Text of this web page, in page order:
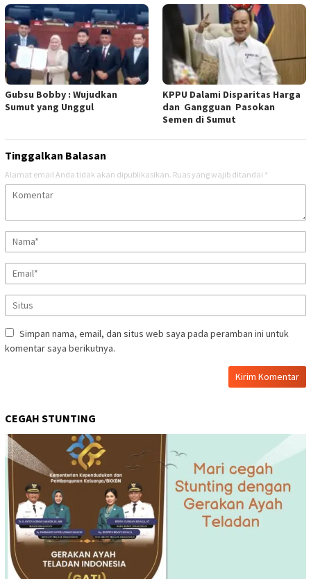
Gubsu Bobby : Wujudkan
Sumut yang Unggul
KPPU Dalami Disparitas Harga
dan Gangguan Pasokan
Semen di Sumut
Tinggalkan Balasan
Alamat email Anda tidak akan dipublikasikan. Ruas yang wajib ditandai *
Simpan nama, email, dan situs web saya pada peramban ini untuk
komentar saya berikutnya.
CEGAH STUNTING